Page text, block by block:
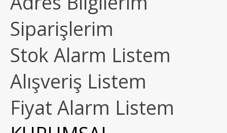
Siparişlerim
Stok Alarm Listem
Alışveriş Listem
Fiyat Alarm Listem